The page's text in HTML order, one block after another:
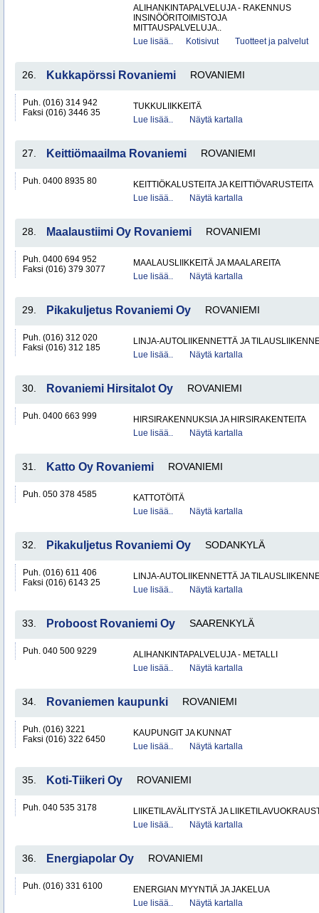
ALIHANKINTAPALVELUJA - RAKENNUS
INSINÖÖRITOIMISTOJA
MITTAUSPALVELUJA..
Lue lisää..
Kotisivut Tuotteet ja palvelut
26. Kukkapörssi Rovaniemi ROVANIEMI
Puh. (016) 314 942
Faksi (016) 3446 35
TUKKULIIKKEITÄ
Lue lisää..
Näytä kartalla
27. Keittiömaailma Rovaniemi ROVANIEMI
Puh. 0400 8935 80
KEITTIÖKALUSTEITA JA KEITTIÖVARUSTEITA
Lue lisää..
Näytä kartalla
28. Maalaustiimi Oy Rovaniemi ROVANIEMI
Puh. 0400 694 952
Faksi (016) 379 3077
MAALAUSLIIKKEITÄ JA MAALAREITA
Lue lisää..
Näytä kartalla
29. Pikakuljetus Rovaniemi Oy ROVANIEMI
Puh. (016) 312 020
Faksi (016) 312 185
LINJA-AUTOLIIKENNETTÄ JA
Lue lisää..
Näytä kartalla
30. Rovaniemi Hirsitalot Oy ROVANIEMI
Puh. 0400 663 999
HIRSIRAKENNUKSIA JA HIRSIRAKENTEITA
Lue lisää..
Näytä kartalla
31. Katto Oy Rovaniemi ROVANIEMI
Puh. 050 378 4585
KATTOTÖITÄ
Lue lisää..
Näytä kartalla
32. Pikakuljetus Rovaniemi Oy SODANKYLÄ
Puh. (016) 611 406
Faksi (016) 6143 25
LINJA-AUTOLIIKENNETTÄ JA
Lue lisää..
Näytä kartalla
33. Proboost Rovaniemi Oy SAARENKYLÄ
Puh. 040 500 9229
ALIHANKINTAPALVELUJA - METALLI
Lue lisää..
Näytä kartalla
34. Rovaniemen kaupunki ROVANIEMI
Puh. (016) 3221
Faksi (016) 322 6450
KAUPUNGIT JA KUNNAT
Lue lisää..
Näytä kartalla
35. Koti-Tiikeri Oy ROVANIEMI
Puh. 040 535 3178
LIIKETILAVÄLITYSTÄ JA
Lue lisää..
Näytä kartalla
36. Energiapolar Oy ROVANIEMI
Puh. (016) 331 6100
ENERGIAN MYYNTIÄ JA JAKELUA
Lue lisää..
Näytä kartalla